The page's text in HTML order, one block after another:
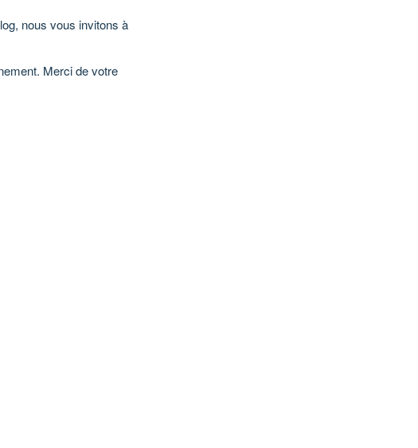
nous vous invitons à
Merci de votre